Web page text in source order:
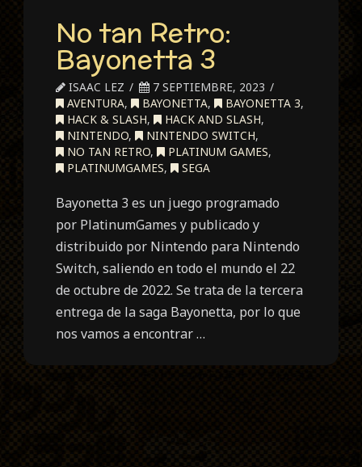
No tan Retro:
Bayonetta 3
ISAAC LEZ
7 SEPTIEMBRE, 2023
AVENTURA, BAYONETTA, BAYONETTA 3,
HACK & SLASH, HACK AND SLASH,
NINTENDO, NINTENDO SWITCH,
NO TAN RETRO, PLATINUM GAMES,
PLATINUMGAMES, SEGA
Bayonetta 3 es un juego programado
por PlatinumGames y publicado y
distribuido por Nintendo para Nintendo
Switch, saliendo en todo el mundo el 22
de octubre de 2022. Se trata de la tercera
entrega de la saga Bayonetta, por lo que
nos vamos a encontrar …